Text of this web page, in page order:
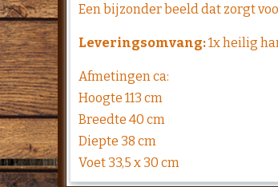
Een bijzonder beeld dat zorgt
Leveringsomvang:1x heilig
Afmetingen ca:
Hoogte 113 cm
Breedte 40 cm
Diepte 38 cm
Voet 33,5 x 30 cm